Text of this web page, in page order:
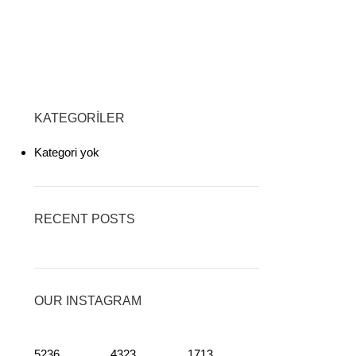
KATEGORILER
Kategori yok
RECENT POSTS
OUR INSTAGRAM